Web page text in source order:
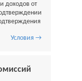
доходов от
Условия →